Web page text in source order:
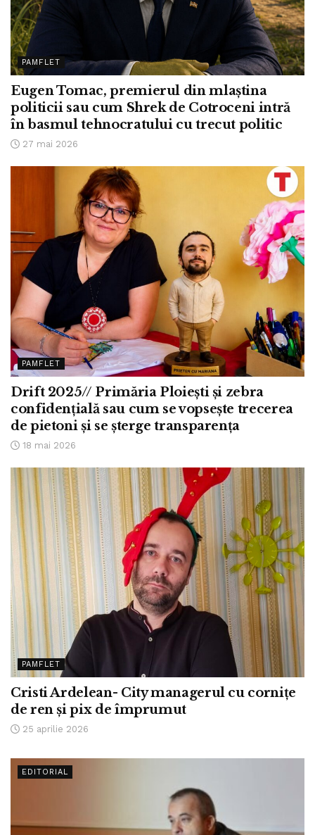
PAMFLET
Eugen Tomac, premierul din mlaștina
politicii sau cum Shrek de Cotroceni intră
în basmul tehnocratului cu trecut politic
27 mai 2026
PAMFLET
Drift 2025// Primăria Ploiești și zebra
confidențială sau cum se vopsește trecerea
de pietoni și se șterge transparența
18 mai 2026
PAMFLET
Cristi Ardelean- City managerul cu cornițe
de ren și pix de împrumut
25 aprilie 2026
EDITORIAL